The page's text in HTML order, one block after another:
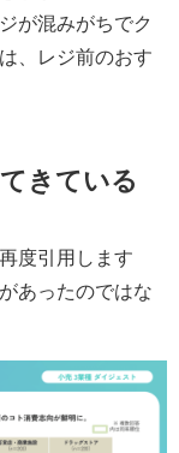
が混みがちでク
、レジ前のおす
きている
度引用します
あったのではな